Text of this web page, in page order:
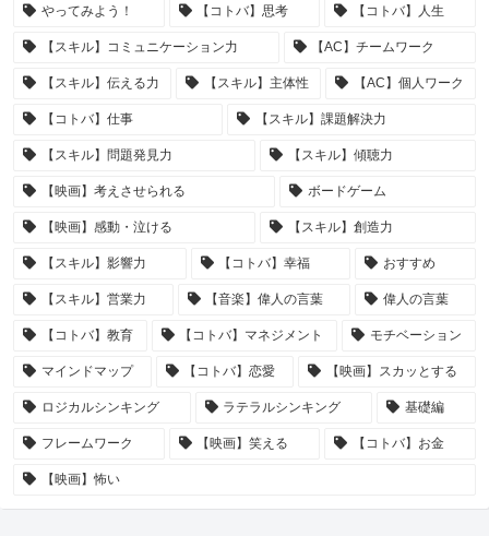
やってみよう！ 【コトバ】思考 【コトバ】人生
【スキル】コミュニケーション力 【AC】チームワーク
【スキル】伝える力 【スキル】主体性 【AC】個人ワーク
【コトバ】仕事 【スキル】課題解決力
【スキル】問題発見力 【スキル】傾聴力
【映画】考えさせられる ボードゲーム
【映画】感動・泣ける 【スキル】創造力
【スキル】影響力 【コトバ】幸福 おすすめ
【スキル】営業力 【音楽】偉人の言葉 偉人の言葉
【コトバ】教育 【コトバ】マネジメント モチベーション
マインドマップ 【コトバ】恋愛 【映画】スカッとする
ロジカルシンキング ラテラルシンキング 基礎編
フレームワーク 【映画】笑える 【コトバ】お金
【映画】怖い